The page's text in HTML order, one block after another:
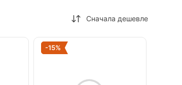
Сначала дешевле
-15%